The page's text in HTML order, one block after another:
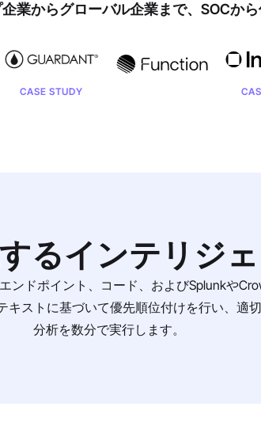
業からグローバル企業まで、SOCか
STUDY CASE STUDY
るインテリジ
ンドポイント、コード、およびSplunkや
ストに基づいて優先順位付けを行い、適
分析を数分で実行します。